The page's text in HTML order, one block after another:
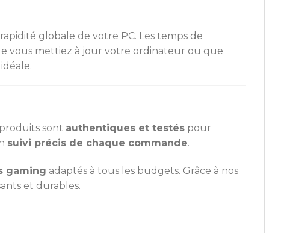
globale de votre PC. Les temps de
vous mettiez à jour votre ordinateur ou que
sont authentiques et testés pour
suivi précis de chaque commande.
gaming adaptés à tous les budgets. Grâce à nos
et durables.